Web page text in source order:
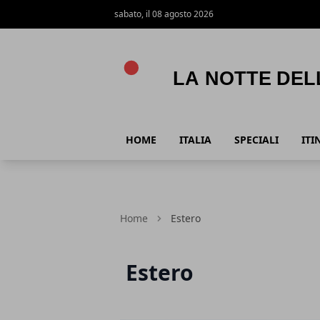
sabato, il 08 agosto 2026
HOME ITALIA SPECIALI
Home Estero
Estero